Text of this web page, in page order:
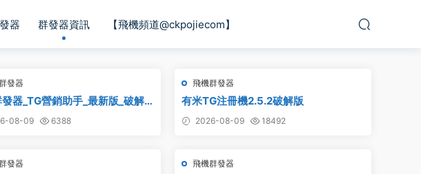
器 群發器資訊 【飛機頻道@ckpojiecom】
發器
器_TG營銷助手_最新版_破解
版
08-09 6388
飛機群發器
有米TG注冊機2.5.2破解版
2026-08-09 18492
發器 飛機群發器